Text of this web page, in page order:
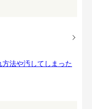
法や汚してしまった